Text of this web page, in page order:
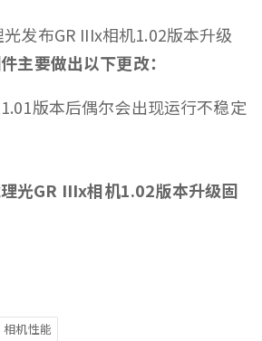
发布GR IIIx相机1.02版本升级
主要做出以下更改：
版本后偶尔会出现运行不稳定
光GR IIIx相机1.02版本升级固
相机性能